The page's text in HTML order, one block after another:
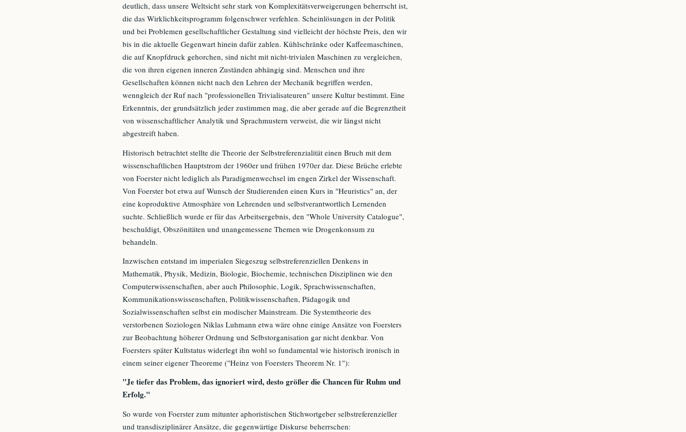
deutlich, dass unsere Weltsicht sehr stark von Komplexitätsverweigerungen beherrscht ist,
die das Wirklichkeitsprogramm folgenschwer verfehlen. Scheinlösungen in der Politik
und bei Problemen gesellschaftlicher Gestaltung sind vielleicht der höchste Preis, den wir
bis in die aktuelle Gegenwart hinein dafür zahlen. Kühlschränke oder Kaffeemaschinen,
die auf Knopfdruck gehorchen, sind nicht mit nicht-trivialen Maschinen zu vergleichen,
die von ihren eigenen inneren Zuständen abhängig sind. Menschen und ihre
Gesellschaften können nicht nach den Lehren der Mechanik begriffen werden,
wenngleich der Ruf nach "professionellen Trivialisateuren" unsere Kultur bestimmt. Eine
Erkenntnis, der grundsätzlich jeder zustimmen mag, die aber gerade auf die Begrenztheit
von wissenschaftlicher Analytik und Sprachmustern verweist, die wir längst nicht
abgestreift haben.
Historisch betrachtet stellte die Theorie der Selbstreferenzialität einen Bruch mit dem
wissenschaftlichen Hauptstrom der 1960er und frühen 1970er dar. Diese Brüche erlebte
von Foerster nicht lediglich als Paradigmenwechsel im engen Zirkel der Wissenschaft.
Von Foerster bot etwa auf Wunsch der Studierenden einen Kurs in "Heuristics" an, der
eine koproduktive Atmosphäre von Lehrenden und selbstverantwortlich Lernenden
suchte. Schließlich wurde er für das Arbeitsergebnis, den "Whole University Catalogue",
beschuldigt, Obszönitäten und unangemessene Themen wie Drogenkonsum zu
behandeln.
Inzwischen entstand im imperialen Siegeszug selbstreferenziellen Denkens in
Mathematik, Physik, Medizin, Biologie, Biochemie, technischen Disziplinen wie den
Computerwissenschaften, aber auch Philosophie, Logik, Sprachwissenschaften,
Kommunikationswissenschaften, Politikwissenschaften, Pädagogik und
Sozialwissenschaften selbst ein modischer Mainstream. Die Systemtheorie des
verstorbenen Soziologen Niklas Luhmann etwa wäre ohne einige Ansätze von Foersters
zur Beobachtung höherer Ordnung und Selbstorganisation gar nicht denkbar. Von
Foersters später Kultstatus widerlegt ihn wohl so fundamental wie historisch ironisch in
einem seiner eigener Theoreme ("Heinz von Foersters Theorem Nr. 1"):
"Je tiefer das Problem, das ignoriert wird, desto größer die Chancen für Ruhm und
Erfolg."
So wurde von Foerster zum mitunter aphoristischen Stichwortgeber selbstreferenzieller
und transdisziplinärer Ansätze, die gegenwärtige Diskurse beherrschen: